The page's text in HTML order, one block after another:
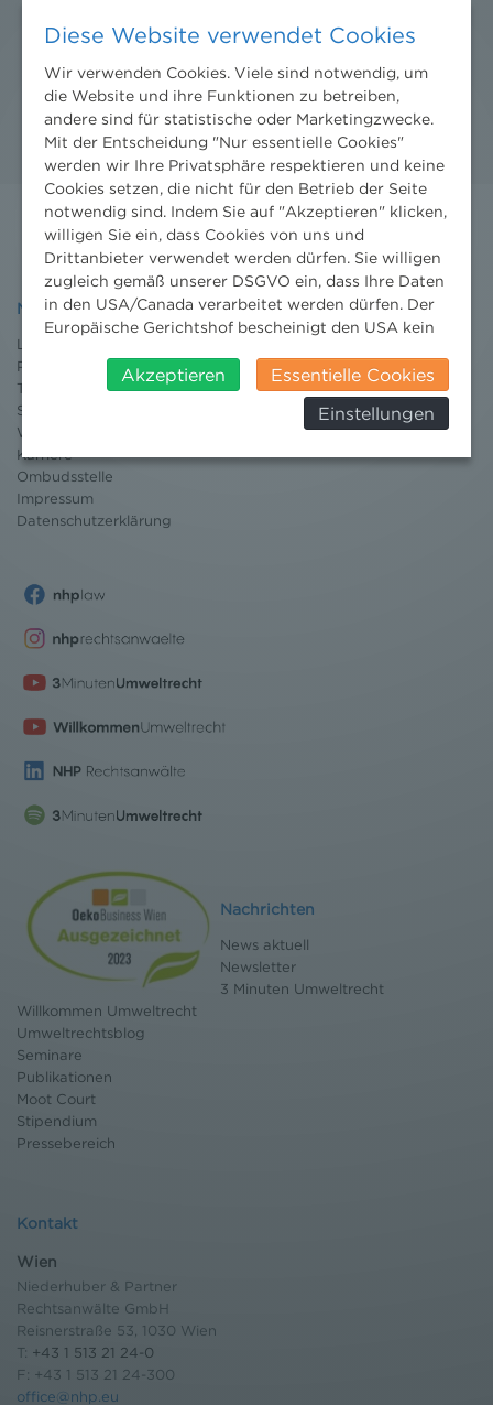
ZUR SOFORTIGEN VERÖFFENTLICHUNG
NHP
Leistungen
Projekte
Team
Standorte
Wissenschaft
Karriere
Ombudsstelle
Impressum
Datenschutzerklärung
Nachrichten
News aktuell
Newsletter
3 Minuten Umweltrecht
Willkommen Umweltrecht
Umweltrechtsblog
Seminare
Publikationen
Moot Court
Stipendium
Pressebereich
Kontakt
Wien
Niederhuber & Partner
Rechtsanwälte GmbH
Reisnerstraße 53, 1030 Wien
T: +43 1 513 21 24-0
F: +43 1 513 21 24-300
office@nhp.eu
Diese Website verwendet Cookies
Wir verwenden Cookies. Viele sind notwendig, um
die Website und ihre Funktionen zu betreiben,
andere sind für statistische oder Marketingzwecke.
Mit der Entscheidung "Nur essentielle Cookies"
werden wir Ihre Privatsphäre respektieren und keine
Cookies setzen, die nicht für den Betrieb der Seite
notwendig sind. Indem Sie auf "Akzeptieren" klicken,
willigen Sie ein, dass Cookies von uns und
Drittanbieter verwendet werden dürfen. Sie willigen
zugleich gemäß unserer DSGVO ein, dass Ihre Daten
in den USA/Canada verarbeitet werden dürfen. Der
Europäische Gerichtshof bescheinigt den USA kein
insbesondere das Risiko, dass ihre Daten durch US-
Behörden, zu Kontroll- und zu
Überwachungszwecken, verarbeitet werden und
werden können. Zudem finden Sie am
Einwilligung widerrufen und Widerspruch ausüben.
Akzeptieren
Essentielle Cookies
Einstellungen